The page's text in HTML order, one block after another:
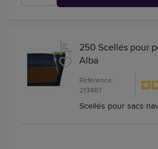
250 Scellés pour
Alba
Référence :
213487
Scellés pour sacs